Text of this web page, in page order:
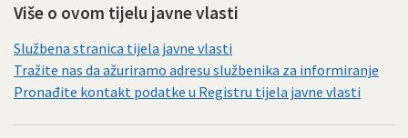
Više o ovom tijelu javne vlasti
Službena stranica tijela javne vlasti
Tražite nas da ažuriramo adresu službenika za informiranje
Pronađite kontakt podatke u Registru tijela javne vlasti